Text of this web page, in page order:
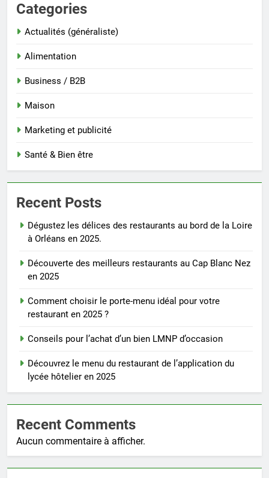
Categories
Actualités (généraliste)
Alimentation
Business / B2B
Maison
Marketing et publicité
Santé & Bien être
Recent Posts
Dégustez les délices des restaurants au bord de la Loire
à Orléans en 2025.
Découverte des meilleurs restaurants au Cap Blanc Nez
en 2025
Comment choisir le porte-menu idéal pour votre
restaurant en 2025 ?
Conseils pour l’achat d’un bien LMNP d’occasion
Découvrez le menu du restaurant de l’application du
lycée hôtelier en 2025
Recent Comments
Aucun commentaire à afficher.